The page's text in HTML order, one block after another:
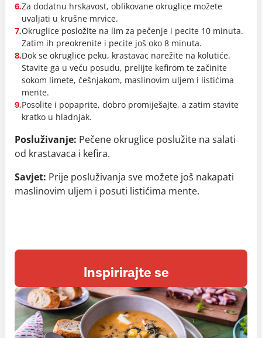
6.Za dodatnu hrskavost, oblikovane okruglice možete
uvaljati u krušne mrvice.
7.Okruglice posložite na lim za pečenje i pecite 10 minuta.
Zatim ih preokrenite i pecite još oko 8 minuta.
8.Dok se okruglice peku, krastavac narežite na kolutiće.
Stavite ga u veću posudu, prelijte kefirom te začinite
sokom limete, češnjakom, maslinovim uljem i listićima
mente.
9.Posolite i popaprite, dobro promiješajte, a zatim stavite
kratko u hladnjak.
Posluživanje: Pečene okruglice poslužite na salati
od krastavaca i kefira.
Savjet: Prije posluživanja sve možete još nakapati
maslinovim uljem i posuti listićima mente.
Inspirirajte se